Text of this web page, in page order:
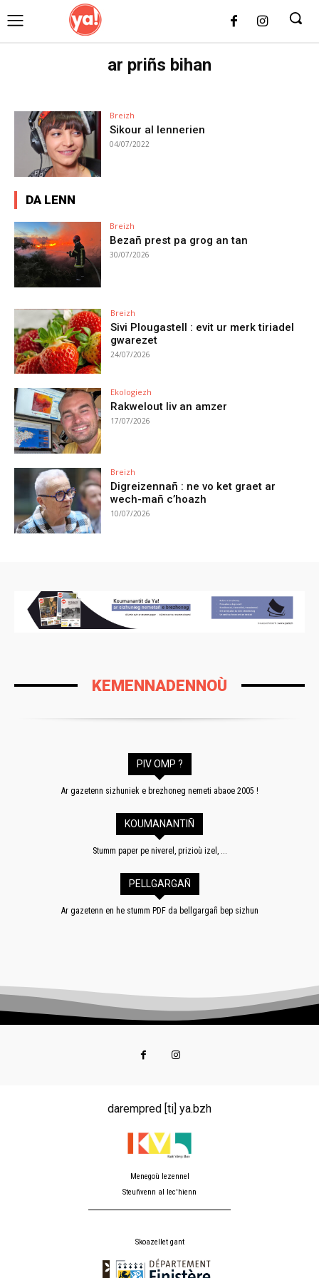
ar priñs bihan
Breizh
Sikour al lennerien
04/07/2022
DA LENN
Breizh
Bezañ prest pa grog an tan
30/07/2026
Breizh
Sivi Plougastell : evit ur merk tiriadel
gwarezet
24/07/2026
Ekologiezh
Rakwelout liv an amzer
17/07/2026
Breizh
Digreizennañ : ne vo ket graet ar
wech-mañ c’hoazh
10/07/2026
KEMENNADENNOÙ
PIV OMP ?
Ar gazetenn sizhuniek e brezhoneg nemeti abaoe 2005 !
KOUMANANTIÑ
Stumm paper pe niverel, prizioù izel, ...
PELLGARGAÑ
Ar gazetenn en he stumm PDF da bellgargañ bep sizhun
darempred [ti] ya.bzh
Menegoù lezennel
Steuñvenn al lec'hienn
Skoazellet gant